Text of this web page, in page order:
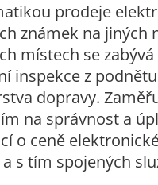
prodeje
známek na jiných
místech se zabývá
inspekce z podnětu
dopravy.
na správnost a
o ceně
s tím spojených